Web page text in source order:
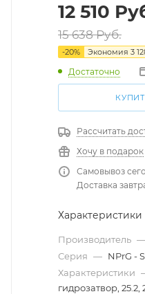
12 510
15 638Руб.
-20% Экономия 3
Достаточно
Рассчитать
Хочу в подарок
Самовывоз
Доставка
Характеристики
Производитель —
Серия — NPrG -
Характеристики
гидрозатвор, 25.2,